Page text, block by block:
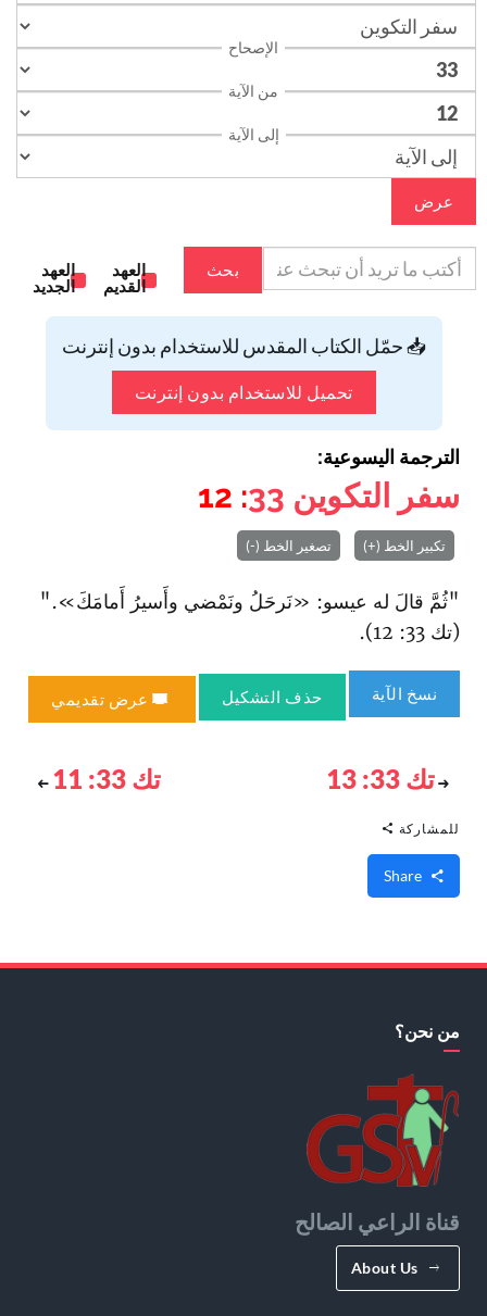
الإصحاح
من الآية
إلى الآية
عرض
بحث
العهد
القديم
العهد
الجديد
📥 حمّل الكتاب المقدس للاستخدام بدون إنترنت
تحميل للاستخدام بدون إنترنت
الترجمة اليسوعية:
سفر التكوين 33
: 12
تكبير الخط (+) تصغير الخط (-)
"ثُمَّ قالَ له عيسو: «نَرحَلُ ونَمْضي وأَسيرُ أَمامَكَ»."
(تك 33: 12).
نسخ الآية حذف التشكيل عرض تقديمي
تك 33: 13 تك 33: 11
للمشاركة
من نحن؟
قناة الراعي الصالح
About Us